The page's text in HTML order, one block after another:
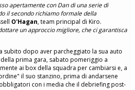
apertamente con Dan di una serie di
il secondo richiamo formale della
O'Hagan, team principal di Kiro.
un approccio migliore, che ci garantisca
subito dopo aver parcheggiato la sua auto
prima gara, sabato pomeriggio a
ai box della squadra per cambiarsi e, a
il suo stanzino, prima di andarsene
con i media che il debriefing post-